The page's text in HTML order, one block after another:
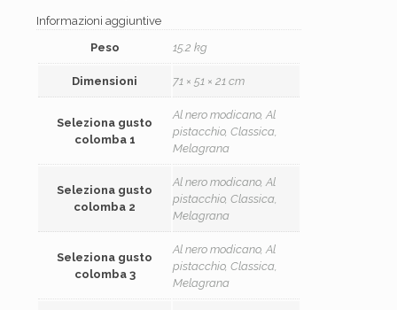
Informazioni aggiuntive
Peso
15.2 kg
Dimensioni 71 × 51 × 21 cm
Seleziona gusto
colomba 1
Al nero modicano, Al
pistacchio, Classica,
Melagrana
Seleziona gusto
colomba 2
Al nero modicano, Al
pistacchio, Classica,
Melagrana
Seleziona gusto
colomba 3
Al nero modicano, Al
pistacchio, Classica,
Melagrana